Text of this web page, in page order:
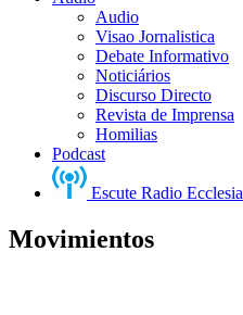
Audio
Visao Jornalistica
Debate Informativo
Noticiários
Discurso Directo
Revista de Imprensa
Homilias
Podcast
Escute Radio Ecclesia
Movimientos